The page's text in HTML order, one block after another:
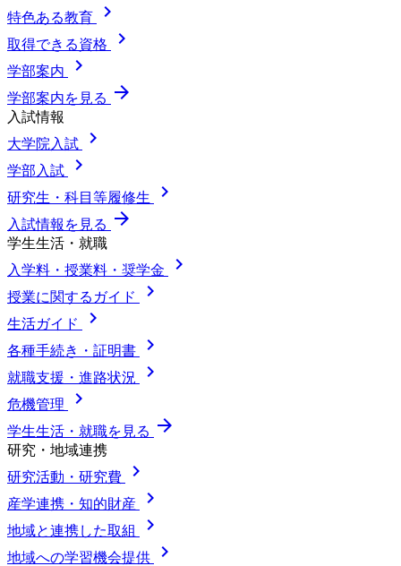
特色ある教育 chevron_right
取得できる資格 chevron_right
学部案内 chevron_right
学部案内を見る arrow_forward
入試情報
大学院入試
chevron_right
学部入試 chevron_right
研究生・科目等履修生 chevron_right
入試情報を見る arrow_forward
学生生活・就職
入学料・授業料・奨学金
chevron_right
授業に関するガイド chevron_right
生活ガイド chevron_right
各種手続き・証明書 chevron_right
就職支援・進路状況 chevron_right
危機管理 chevron_right
学生生活・就職を見る arrow_forward
研究・地域連携
研究活動・研究費
chevron_right
産学連携・知的財産 chevron_right
地域と連携した取組 chevron_right
地域への学習機会提供 chevron_right